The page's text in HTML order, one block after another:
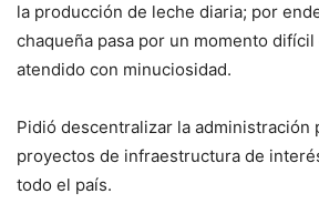
la producción de leche diaria; por
chaqueña pasa por un momento
atendido con minuciosidad.
Pidió descentralizar la administración
proyectos de infraestructura de
todo el país.